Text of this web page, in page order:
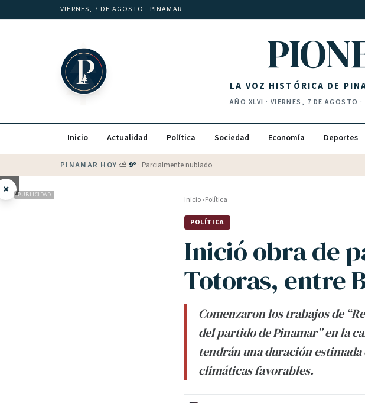
Saltar al contenidoVIERNES, 7 DE AGOSTO · PINAMAR
LA VOZ HISTÓRICA DE
AÑO XLVI · VIERNES, 7 DE AGOSTO
Inicio Actualidad Política Sociedad Economía Deportes
PINAMAR HOY·💵 Dólar blue$1525 · oficial $
× PUBLICIDAD Inicio›Política
POLÍTICA
Inició obra de
Totoras, entre
Comenzaron los trabajos de
del partido de Pinamar” en la
tendrán una duración
climáticas favorables.